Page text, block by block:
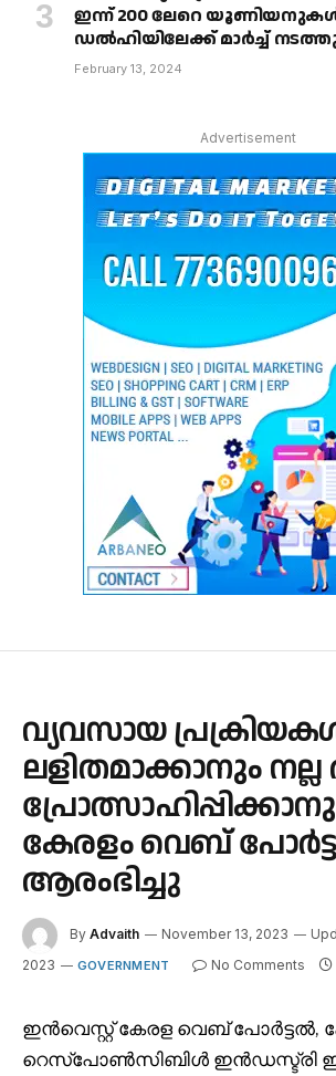
ഇന്ന് 200 ലേറെ
ഡൽഹിയിലേക്ക് മാർച്ച്
February 13, 2024
Advertisement
വ്യവസായ
ലളിതമാക്കാനും
കേരളം വെബ്
ആരംഭിച്ചു
By Advaith November 13, 2023
2023
GOVERNMENT No Comments
ഇൻവെസ്റ്റ് കേരള വെബ് പോർട്ടൽ,
റെസ്‌പോൺസിബിൾ ഇൻഡസ്ട്രി